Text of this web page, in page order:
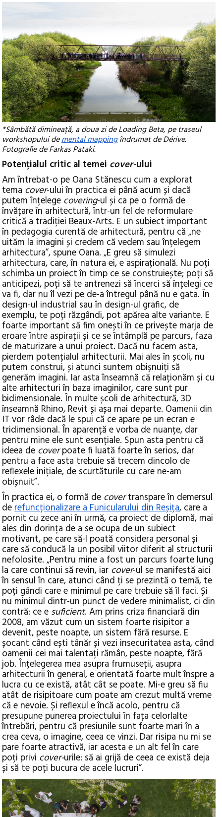
*Sâmbătă dimineață, a doua zi de Loading Beta, pe traseul
workshopului demental mappingîndrumat de Dérive.
Fotografie de Farkas Pataki.
Potențialul critic al temei cover-ului
Am întrebat-o pe Oana Stănescu cum a explorat
tema cover-ului în practica ei până acum și dacă
putem înțelege covering-ul și ca pe o formă de
învățare în arhitectură, într-un fel de reformulare
critică a tradiției Beaux-Arts. E un subiect important
în pedagogia curentă de arhitectură, pentru că „ne
uităm la imagini și credem că vedem sau înțelegem
arhitectura”, spune Oana. „E greu să simulezi
arhitectura, care, în natura ei, e aspirațională. Nu poți
schimba un proiect în timp ce se construiește; poți să
anticipezi, poți să te antrenezi să încerci să înțelegi ce
va fi, dar nu îl vezi pe de-a întregul până nu e gata. În
design-ul industrial sau în design-ul grafic, de
exemplu, te poți răzgândi, pot apărea alte variante. E
foarte important să fim onești în ce privește marja de
eroare între aspirații și ce se întâmplă pe parcurs, faza
de maturizare a unui proiect. Dacă nu facem asta,
pierdem potențialul arhitecturii. Mai ales în școli, nu
putem construi, și atunci suntem obișnuiți să
generăm imagini. Iar asta înseamnă că relaționăm și cu
alte arhitecturi în baza imaginilor, care sunt pur
bidimensionale. În multe școli de arhitectură, 3D
înseamnă Rhino, Revit și așa mai departe. Oamenii din
IT vor râde dacă le spui că ce apare pe un ecran e
tridimensional. În aparență e vorba de nuanțe, dar
pentru mine ele sunt esențiale. Spun asta pentru că
ideea de coverpoate fi luată foarte în serios, dar
pentru a face asta trebuie să trecem dincolo de
reflexele inițiale, de scurtăturile cu care ne-am
obișnuit”.
În practica ei, o formă de covertranspare în demersul
derefuncționalizare a Funicularului din Reșița, care a
pornit cu zece ani în urmă, ca proiect de diplomă, mai
ales din dorința de a se ocupa de un subiect
motivant, pe care să-l poată considera personal și
care să conducă la un posibil viitor diferit al structurii
nefolosite. „Pentru mine a fost un parcurs foarte lung
la care continui să revin, iar cover-ul se manifestă aici
în sensul în care, atunci când ți se prezintă o temă, te
poți gândi care e minimul pe care trebuie să îl faci. Și
nu minimul dintr-un punct de vedere minimalist, ci din
contră: ce e suficient. Am prins criza financiară din
2008, am văzut cum un sistem foarte risipitor a
devenit, peste noapte, un sistem fără resurse. E
șocant când ești tânăr și vezi insecuritatea asta, când
oamenii cei mai talentați rămân, peste noapte, fără
job. Înțelegerea mea asupra frumuseții, asupra
arhitecturii în general, e orientată foarte mult înspre a
lucra cu ce există, atât cât se poate. Mi-e greu să fiu
atât de risipitoare cum poate am crezut multă vreme
că e nevoie. Și reflexul e încă acolo, pentru că
presupune punerea proiectului în fața celorlalte
întrebări, pentru că presiunile sunt foarte mari în a
crea ceva, o imagine, ceea ce vinzi. Dar risipa nu mi se
pare foarte atractivă, iar acesta e un alt fel în care
poți privi cover-urile: să ai grijă de ceea ce există deja
și să te poți bucura de acele lucruri”.